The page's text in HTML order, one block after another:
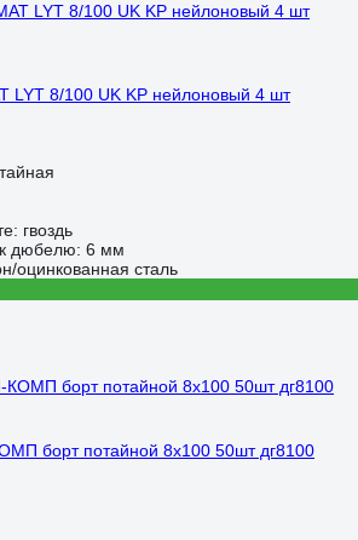
LYT 8/100 UK KP нейлоновый 4 шт
гвоздь
дюбелю: 6 мм
оцинкованная сталь
борт потайной 8х100 50шт дг8100